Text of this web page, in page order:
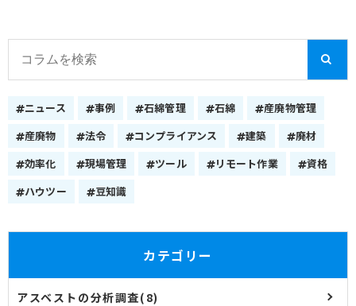
ニュース 事例 石綿管理 石綿
産廃物管理
産廃物
法令 コンプライアンス 建築
廃材
効率化
現場管理 ツール リモート作業
資格
ハウツー
豆知識
カテゴリー
アスベストの分析調査(8)